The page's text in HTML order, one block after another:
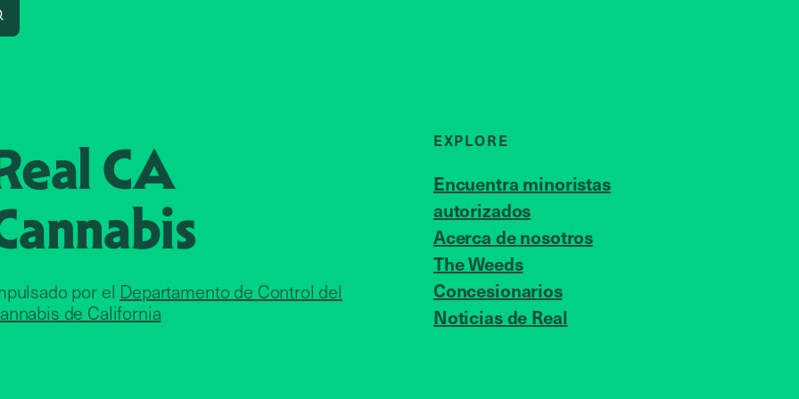
CA
por el Departamento de Control del
de California
EXPLORE
Encuentra minoristas
autorizados
Acerca de nosotros
The Weeds
Concesionarios
Noticias de Real